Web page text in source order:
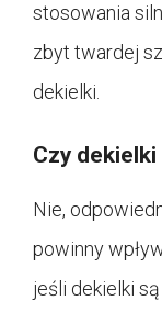
stosowania
zbyt twardej
dekielki.
Czy dekielki
Nie,
powinny
jeśli dekielki